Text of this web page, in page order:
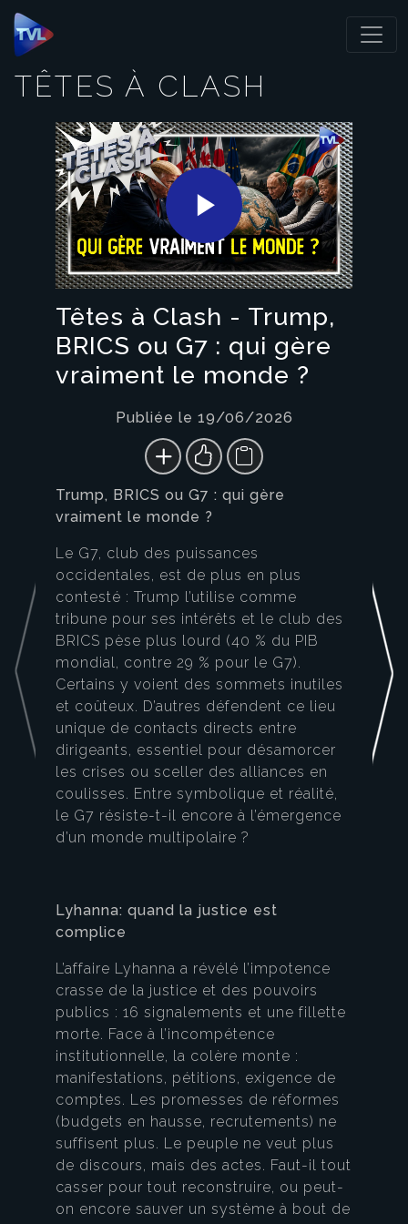
Panneau de gestion des cookies
TÊTES À CLASH
Play
Video
Têtes à Clash - Trump,
BRICS ou G7 : qui gère
vraiment le monde ?
Publiée le 19/06/2026
Trump, BRICS ou G7 : qui gère
vraiment le monde ?
Le G7, club des puissances
occidentales, est de plus en plus
contesté : Trump l’utilise comme
tribune pour ses intérêts et le club des
BRICS pèse plus lourd (40 % du PIB
mondial, contre 29 % pour le G7).
Certains y voient des sommets inutiles
et coûteux. D’autres défendent ce lieu
unique de contacts directs entre
dirigeants, essentiel pour désamorcer
les crises ou sceller des alliances en
coulisses. Entre symbolique et réalité,
le G7 résiste-t-il encore à l’émergence
d’un monde multipolaire ?
Lyhanna: quand la justice est
complice
L’affaire Lyhanna a révélé l’impotence
crasse de la justice et des pouvoirs
publics : 16 signalements et une fillette
morte. Face à l’incompétence
institutionnelle, la colère monte :
manifestations, pétitions, exigence de
comptes. Les promesses de réformes
(budgets en hausse, recrutements) ne
suffisent plus. Le peuple ne veut plus
de discours, mais des actes. Faut-il tout
casser pour tout reconstruire, ou peut-
on encore sauver un système à bout de